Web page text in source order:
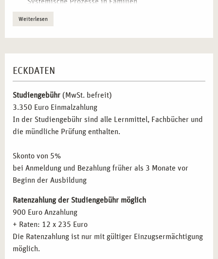
Profitieren Sie von der praxisorientierten Ausbildung und
den ausgezeichneten Karrieremöglichkeiten, die Ihnen die
Ausbildung in systemischer Beratung in Hamburg bietet.
Systemische Prozesse in der Arbeitswelt
Ablaufplanung eines Coachings oder einer Beratung
Werkzeuge zur Klärung des Auftrages
Methodik der Prozessarbeit entsprechend der
systemischen Ansätze
Systemische Fragetechniken
Wirklichkeits- und Möglichkeitskonstruktionen
Arbeit mit Metaphern und inneren Bildern
Die Arbeit mit symbolischen Gegenständen und
Weiterlesen
ECKDATEN
Studiengebühr (MwSt. befreit)
3.350 Euro Einmalzahlung
In der Studiengebühr sind alle Lernmittel, Fachbücher und
die mündliche Prüfung enthalten.
Skonto von 5%
bei Anmeldung und Bezahlung früher als 3 Monate vor
Beginn der Ausbildung
Ratenzahlung der Studiengebühr möglich
900 Euro Anzahlung
+ Raten: 12 x 235 Euro
Die Ratenzahlung ist nur mit gültiger Einzugsermächtigung
möglich.